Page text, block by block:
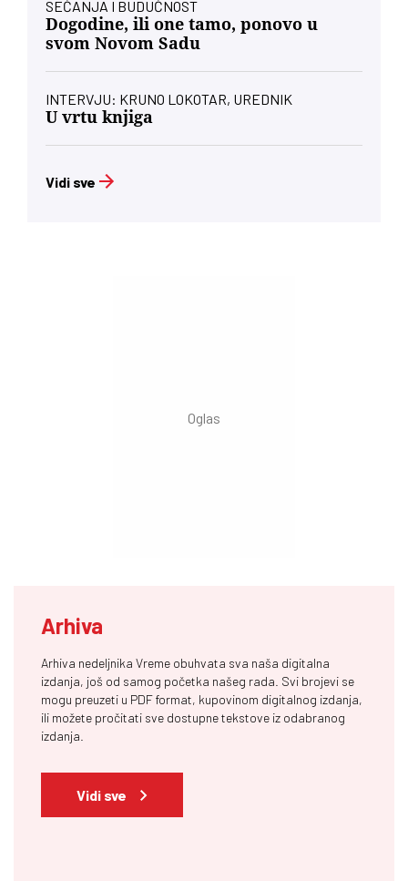
SEĆANJA I BUDUĆNOST
Dogodine, ili one tamo, ponovo u
svom Novom Sadu
INTERVJU: KRUNO LOKOTAR, UREDNIK
U vrtu knjiga
Vidi sve
Arhiva
Arhiva nedeljnika Vreme obuhvata sva naša digitalna
izdanja, još od samog početka našeg rada. Svi brojevi se
mogu preuzeti u PDF format, kupovinom digitalnog izdanja,
ili možete pročitati sve dostupne tekstove iz odabranog
izdanja.
Vidi sve